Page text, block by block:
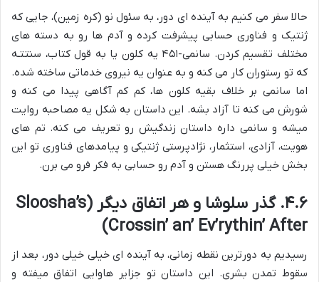
حالا سفر می کنیم به آینده ای دور، به سئول نو (کره زمین)، جایی که
ژنتیک و فناوری حسابی پیشرفت کرده و آدم ها رو به دسته های
مختلف تقسیم کردن. سانمی-۴۵۱ یه کلون یا به قول کتاب، سنتتـه
که تو رستوران کار می کنه و به عنوان یه نیروی خدماتی ساخته شده.
اما سانمی بر خلاف بقیه کلون ها، کم کم آگاهی پیدا می کنه و
شورش می کنه تا آزاد بشه. این داستان به شکل یه مصاحبه روایت
میشه و سانمی داره داستان زندگیش رو تعریف می کنه. تم های
هویت، آزادی، استثمار، نژادپرستی ژنتیکی و پیامدهای فناوری تو این
بخش خیلی پررنگ هستن و آدم رو حسابی به فکر فرو می برن.
۴.۶. گذر سلوشا و هر اتفاق دیگر (Sloosha’s
Crossin’ an’ Ev’rythin’ After)
رسیدیم به دورترین نقطه زمانی، به آینده ای خیلی خیلی دور، بعد از
سقوط تمدن بشری. این داستان تو جزایر هاوایی اتفاق میفته و